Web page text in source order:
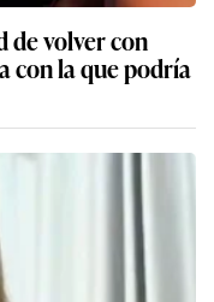
de volver con
con la que podría